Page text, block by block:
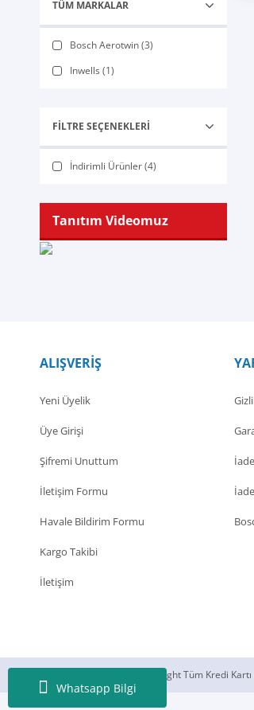
Whatsapp Bilgi
TÜM MARKALAR
Bosch Aerotwin (3)
Inwells (1)
FILTRE SEÇENEKLERI
İndirimli Ürünler (4)
Tanıtım Videomuz
ALIŞVERİŞ
Yeni Üyelik
Üye Girişi
Şifremi Unuttum
İletişim Formu
Havale Bildirim Formu
Kargo Takibi
İletişim
© 2018 Silecek Sepeti Copyright Tüm Kredi